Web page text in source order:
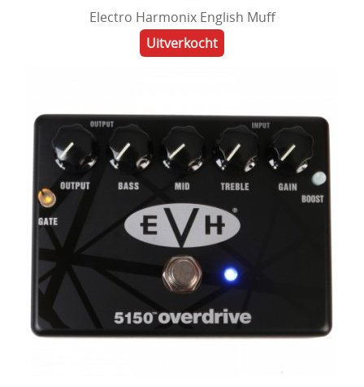
Electro Harmonix English Muff
Uitverkocht